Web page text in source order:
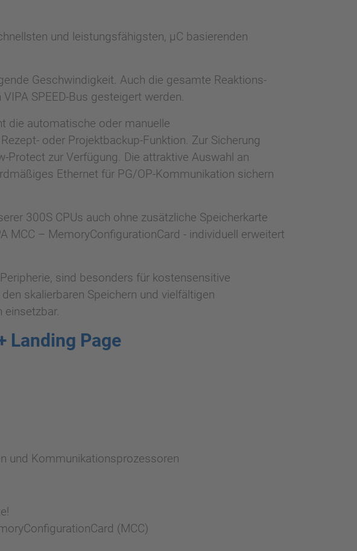
und leistungsfähigsten, µC basierenden
Geschwindigkeit. Auch die gesamte Reaktions-
SPEED-Bus gesteigert werden.
die automatische oder manuelle
oder Projektbackup-Funktion. Zur Sicherung
zur Verfügung. Die attraktive Auswahl an
Ethernet für PG/OP-Kommunikation sichern
300S CPUs auch ohne zusätzliche Speicherkarte
MCC – MemoryConfigurationCard - individuell erweitert
sind besonders für kostensensitive
skalierbaren Speichern und vielfältigen
einsetzbar.
Landing Page
und Kommunikationsprozessoren
(MCC)